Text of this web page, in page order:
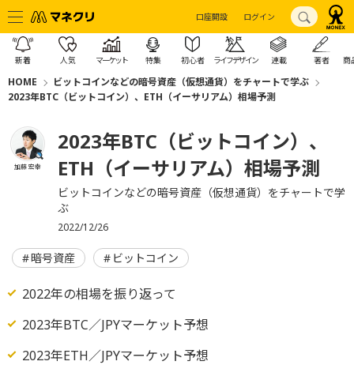
口座開設 ログイン
新着 人気 マーケット 特集 初心者 ライフデザイン 連載 著者 商
HOME
ビットコインなどの暗号資産（仮想通貨）をチャートで学ぶ
2023年BTC（ビットコイン）、ETH（イーサリアム）相場予測
加藤 宏幸
2023年BTC（ビットコイン）、
ETH（イーサリアム）相場予測
ビットコインなどの暗号資産（仮想通貨）をチャートで学
ぶ
2022/12/26
暗号資産 ビットコイン
2022年の相場を振り返って
2023年BTC／JPYマーケット予想
2023年ETH／JPYマーケット予想